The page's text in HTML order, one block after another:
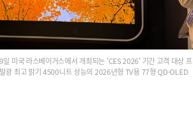
미국 라스베이거스에서 개최되는 'CES 2026' 기간 고객 대상 프
광 최고 밝기 4500니트 성능의 2026년형 TV용 77형 QD-OLED